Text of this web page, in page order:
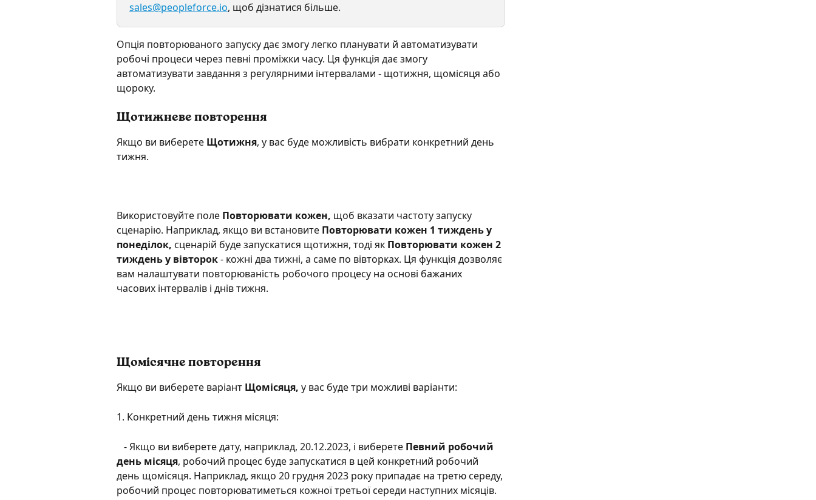
sales@peopleforce.io, щоб дізнатися більше.
Опція повторюваного запуску дає змогу легко планувати й автоматизувати
робочі процеси через певні проміжки часу. Ця функція дає змогу
автоматизувати завдання з регулярними інтервалами - щотижня, щомісяця або
щороку.
Щотижневе повторення
Якщо ви виберете Щотижня, у вас буде можливість вибрати конкретний день
тижня.
Використовуйте поле Повторювати кожен, щоб вказати частоту запуску
сценарію. Наприклад, якщо ви встановите Повторювати кожен 1 тиждень у
понеділок, сценарій буде запускатися щотижня, тоді як Повторювати кожен 2
тиждень у вівторок - кожні два тижні, а саме по вівторках. Ця функція дозволяє
вам налаштувати повторюваність робочого процесу на основі бажаних
часових інтервалів і днів тижня.
Щомісячне повторення
Якщо ви виберете варіант Щомісяця, у вас буде три можливі варіанти:
1. Конкретний день тижня місяця:
   - Якщо ви виберете дату, наприклад, 20.12.2023, і виберете
Певний робочий
день місяця, робочий процес буде запускатися в цей конкретний робочий
день щомісяця. Наприклад, якщо 20 грудня 2023 року припадає на третю середу,
робочий процес повторюватиметься кожної третьої середи наступних місяців.